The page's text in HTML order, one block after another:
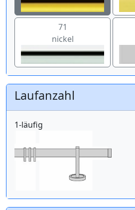
71
nickel
Laufanzahl
1-läufig